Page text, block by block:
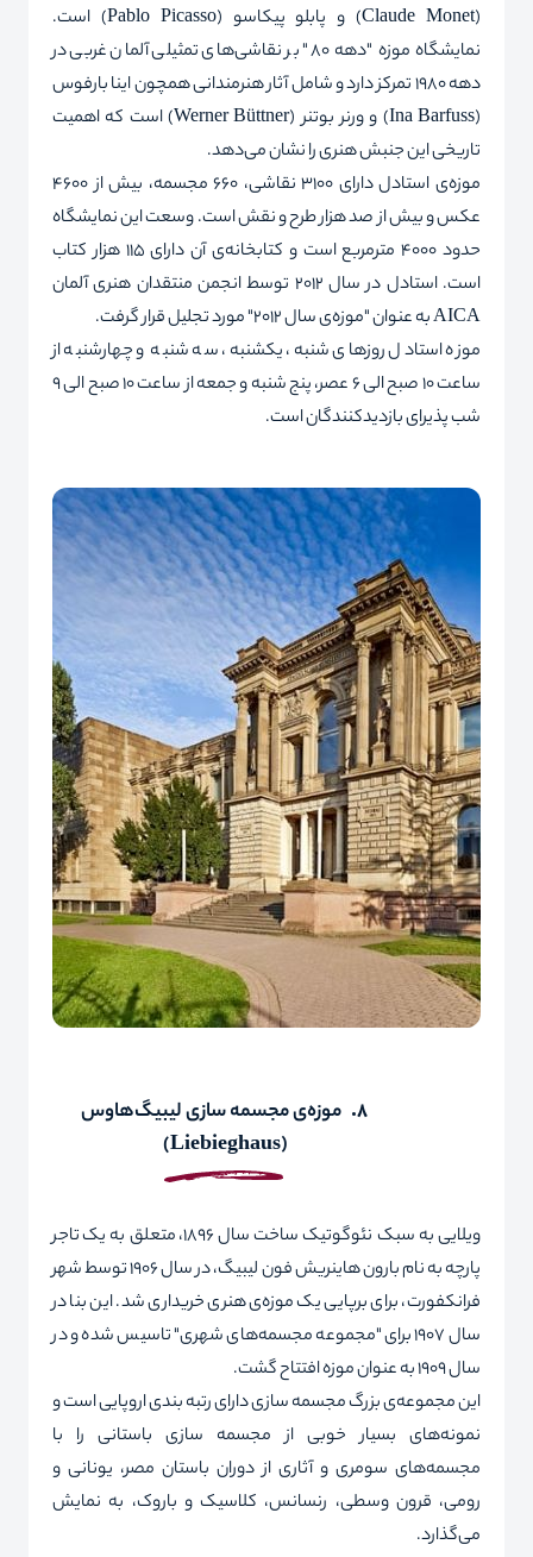
(
Claude Monet) و پابلو پیکاسو (Pablo Picasso) است.
نمایشگاه موزه "دهه 80" بر نقاشی‌های تمثیلی آلمان غربی در
دهه 1980 تمرکز دارد و شامل آثار هنرمندانی همچون اینا بارفوس
(
Ina Barfuss) و ورنر بوتنر (Werner Büttner) است که اهمیت
تاریخی این جنبش هنری را نشان می‌دهد.
موزه‌ی استادل دارای 3100 نقاشی، 660 مجسمه، بیش از 4600
عکس و بیش از صد هزار طرح و نقش است. وسعت این نمایشگاه
حدود 4000 مترمربع است و کتابخانه‌ی آن دارای 115 هزار کتاب
است. استادل در سال 2012 توسط انجمن منتقدان هنری آلمان
AICAبه عنوان "موزه‌ی سال 2012" مورد تجلیل قرار گرفت.
موزه استادل روزهای شنبه، یکشنبه، سه شنبه و چهارشنبه از
ساعت 10 صبح الی 6 عصر، پنج شنبه و جمعه از ساعت 10 صبح الی 9
شب پذیرای بازدیدکنندگان است.
8. موزه‌ی مجسمه سازی لیبیگ‌هاوس
(
Liebieghaus
)
ویلایی به سبک نئوگوتیک ساخت سال 1896، متعلق به یک تاجر
پارچه به نام بارون
هاینریش فون لیبیگ، در سال 1906 توسط شهر
فرانکفورت، برای برپایی یک موزه‌ی هنری خریداری شد. این بنا در
سال 1907 برای "مجموعه مجسمه‌های شهری" تاسیس شده و در
سال 1909 به عنوان موزه افتتاح گشت.
این مجموعه‌ی بزرگ مجسمه سازی دارای رتبه بندی اروپایی است و
نمونه‌های بسیار خوبی از مجسمه سازی باستانی را با
مجسمه‌های سومری و آثاری از دوران باستان مصر، یونانی و
رومی، قرون وسطی، رنسانس، کلاسیک و باروک، به نمایش
می‌گذارد.